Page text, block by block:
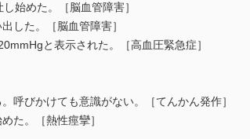
始めた。［脳血管障害］
した。［脳血管障害］
と表示された。［高血圧緊急症］
呼びかけても意識がない。［てんかん発作］
た。［熱性痙攣］